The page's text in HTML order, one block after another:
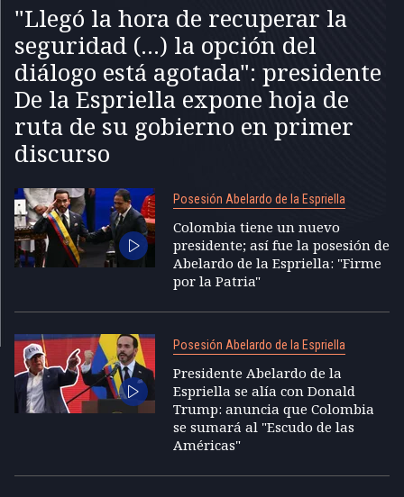
"Llegó la hora de recuperar la
seguridad (...) la opción del
diálogo está agotada": presidente
De la Espriella expone hoja de
ruta de su gobierno en primer
discurso
Posesión Abelardo de la Espriella
Colombia tiene un nuevo
presidente; así fue la posesión de
Abelardo de la Espriella: "Firme
por la Patria"
Posesión Abelardo de la Espriella
Presidente Abelardo de la
Espriella se alía con Donald
Trump: anuncia que Colombia
se sumará al "Escudo de las
Américas"